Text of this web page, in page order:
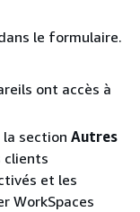
le formulaire.
ont accès à
section Autres
clients
et les
WorkSpaces